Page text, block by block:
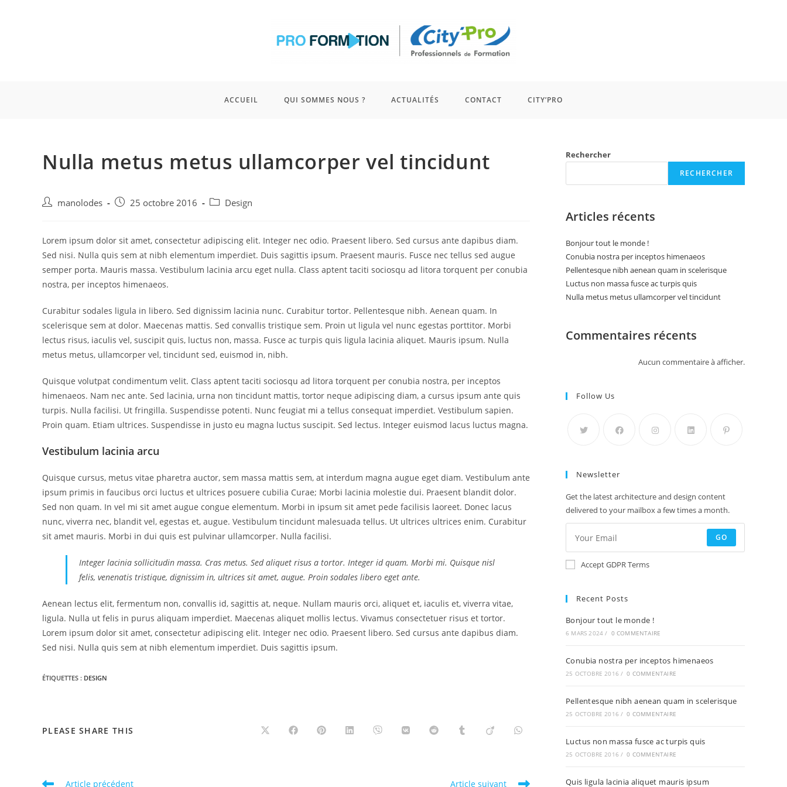
ACCUEIL QUI SOMMES NOUS ? ACTUALITÉS CONTACT CITY’PRO
Nulla metus metus ullamcorper vel tincidunt
manolodes 25 octobre 2016 Design
Lorem ipsum dolor sit amet, consectetur adipiscing elit. Integer nec odio. Praesent libero. Sed cursus ante dapibus diam.
Sed nisi. Nulla quis sem at nibh elementum imperdiet. Duis sagittis ipsum. Praesent mauris. Fusce nec tellus sed augue
semper porta. Mauris massa. Vestibulum lacinia arcu eget nulla. Class aptent taciti sociosqu ad litora torquent per conubia
nostra, per inceptos himenaeos.
Curabitur sodales ligula in libero. Sed dignissim lacinia nunc. Curabitur tortor. Pellentesque nibh. Aenean quam. In
scelerisque sem at dolor. Maecenas mattis. Sed convallis tristique sem. Proin ut ligula vel nunc egestas porttitor. Morbi
lectus risus, iaculis vel, suscipit quis, luctus non, massa. Fusce ac turpis quis ligula lacinia aliquet. Mauris ipsum. Nulla
metus metus, ullamcorper vel, tincidunt sed, euismod in, nibh.
Quisque volutpat condimentum velit. Class aptent taciti sociosqu ad litora torquent per conubia nostra, per inceptos
himenaeos. Nam nec ante. Sed lacinia, urna non tincidunt mattis, tortor neque adipiscing diam, a cursus ipsum ante quis
turpis. Nulla facilisi. Ut fringilla. Suspendisse potenti. Nunc feugiat mi a tellus consequat imperdiet. Vestibulum sapien.
Proin quam. Etiam ultrices. Suspendisse in justo eu magna luctus suscipit. Sed lectus. Integer euismod lacus luctus magna.
Vestibulum lacinia arcu
Quisque cursus, metus vitae pharetra auctor, sem massa mattis sem, at interdum magna augue eget diam. Vestibulum ante
ipsum primis in faucibus orci luctus et ultrices posuere cubilia Curae; Morbi lacinia molestie dui. Praesent blandit dolor.
Sed non quam. In vel mi sit amet augue congue elementum. Morbi in ipsum sit amet pede facilisis laoreet. Donec lacus
nunc, viverra nec, blandit vel, egestas et, augue. Vestibulum tincidunt malesuada tellus. Ut ultrices ultrices enim. Curabitur
sit amet mauris. Morbi in dui quis est pulvinar ullamcorper. Nulla facilisi.
Integer lacinia sollicitudin massa. Cras metus. Sed aliquet risus a tortor. Integer id quam. Morbi mi. Quisque nisl
felis, venenatis tristique, dignissim in, ultrices sit amet, augue. Proin sodales libero eget ante.
Aenean lectus elit, fermentum non, convallis id, sagittis at, neque. Nullam mauris orci, aliquet et, iaculis et, viverra vitae,
ligula. Nulla ut felis in purus aliquam imperdiet. Maecenas aliquet mollis lectus. Vivamus consectetuer risus et tortor.
Lorem ipsum dolor sit amet, consectetur adipiscing elit. Integer nec odio. Praesent libero. Sed cursus ante dapibus diam.
Sed nisi. Nulla quis sem at nibh elementum imperdiet. Duis sagittis ipsum.
ÉTIQUETTES : DESIGN
PLEASE SHARE THIS
Article précédent Article suivant
Rechercher
RECHERCHER
Articles récents
Bonjour tout le monde !
Conubia nostra per inceptos himenaeos
Pellentesque nibh aenean quam in scelerisque
Luctus non massa fusce ac turpis quis
Nulla metus metus ullamcorper vel tincidunt
Commentaires récents
Aucun commentaire à afficher.
Follow Us
Newsletter
Get the latest architecture and design content
delivered to your mailbox a few times a month.
GO
Accept GDPR Terms
Recent Posts
Bonjour tout le monde !
6 MARS 2024 / 0 COMMENTAIRE
Conubia nostra per inceptos himenaeos
25 OCTOBRE 2016 / 0 COMMENTAIRE
Pellentesque nibh aenean quam in scelerisque
25 OCTOBRE 2016 / 0 COMMENTAIRE
Luctus non massa fusce ac turpis quis
25 OCTOBRE 2016 / 0 COMMENTAIRE
Quis ligula lacinia aliquet mauris ipsum